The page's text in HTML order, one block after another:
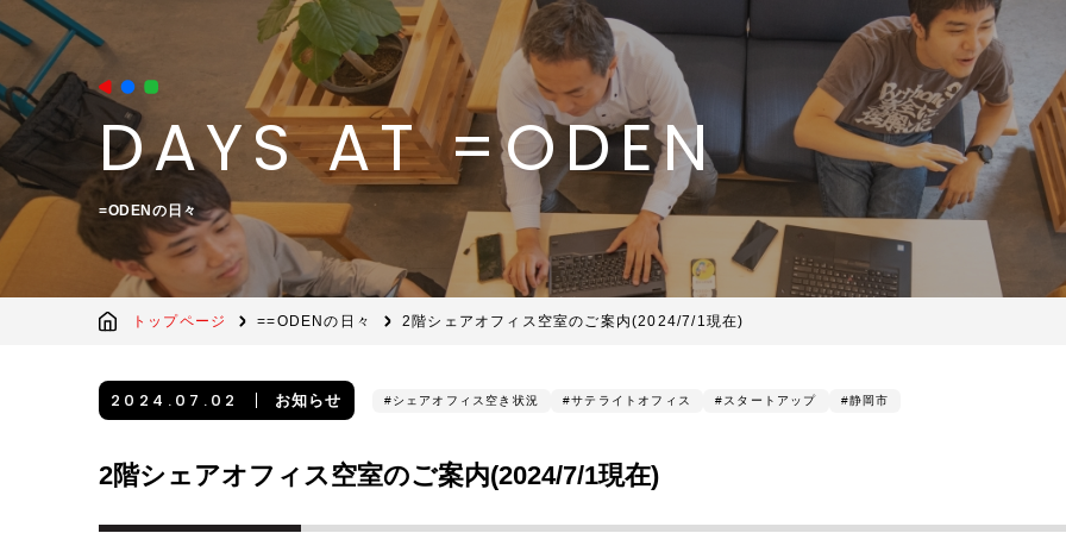
DAYS AT =ODEN
=ODENの日々
トップページ =ODENの日々 2階シェアオフィス空室のご案内(2024/7/1現在)
2024.07.02 お知らせ シェアオフィス空き状況 サテライトオフィス スタートアップ 静岡市
2階シェアオフィス空室のご案内(2024/7/1現在)